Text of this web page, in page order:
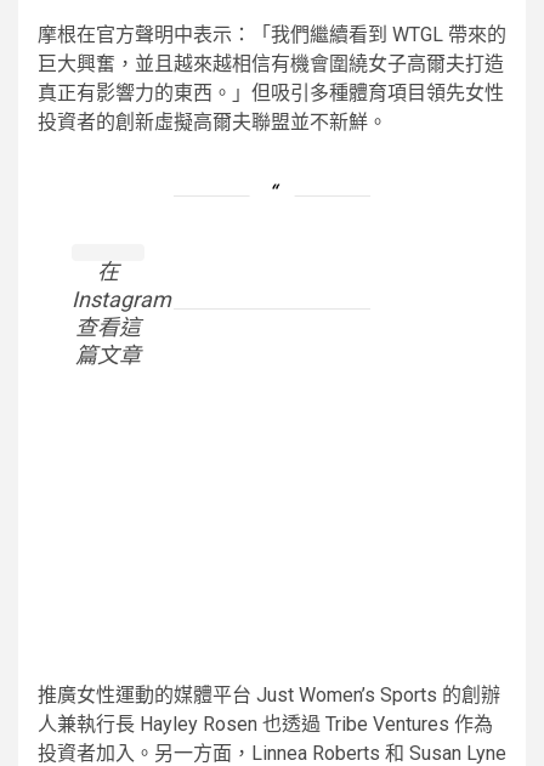
摩根在官方聲明中表示：「我們繼續看到 WTGL 帶來的
巨大興奮，並且越來越相信有機會圍繞女子高爾夫打造
真正有影響力的東西。」但吸引多種體育項目領先女性
投資者的創新虛擬高爾夫聯盟並不新鮮。
在
Instagram
查看這
篇文章
推廣女性運動的媒體平台 Just Women’s Sports 的創辦
人兼執行長 Hayley Rosen 也透過 Tribe Ventures 作為
投資者加入。另一方面，Linnea Roberts 和 Susan Lyne